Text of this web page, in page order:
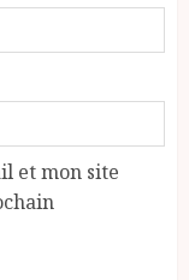
et mon site